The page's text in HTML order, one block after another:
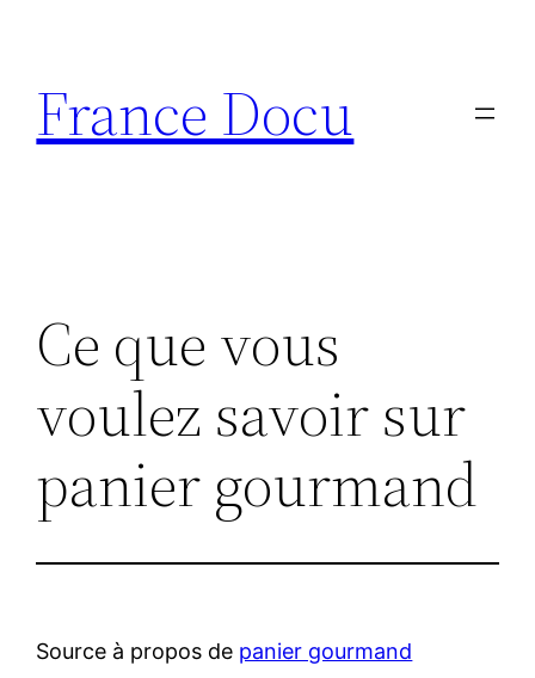
contenu
France Docu
Ce que vous
voulez savoir sur
panier gourmand
Source à propos de panier gourmand